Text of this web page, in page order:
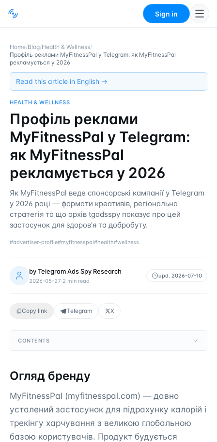
Sign in
Home/Blog/Health & Wellness/
Профіль реклами MyFitnessPal у Telegram: як MyFitnessPal
рекламується у 2026
Read this article in English →
HEALTH & WELLNESS
Профіль реклами
MyFitnessPal у Telegram:
як MyFitnessPal
рекламується у 2026
Як MyFitnessPal веде спонсорські кампанії у Telegram
у 2026 році — формати креативів, регіональна
стратегія та що архів tgadsspy показує про цей
застосунок для здоров'я та добробуту.
#advertiser-profile#myfitnesspal#health#wellness
byTelegram Ads Spy Research
2026-05-27·2 min read
upd. 2026-07-10
Copy link Telegram X
CONTENTS
Огляд бренду
MyFitnessPal (myfitnesspal.com) — давно
усталений застосунок для підрахунку калорій і
трекінгу харчування з великою глобальною
базою користувачів. Продукт будується